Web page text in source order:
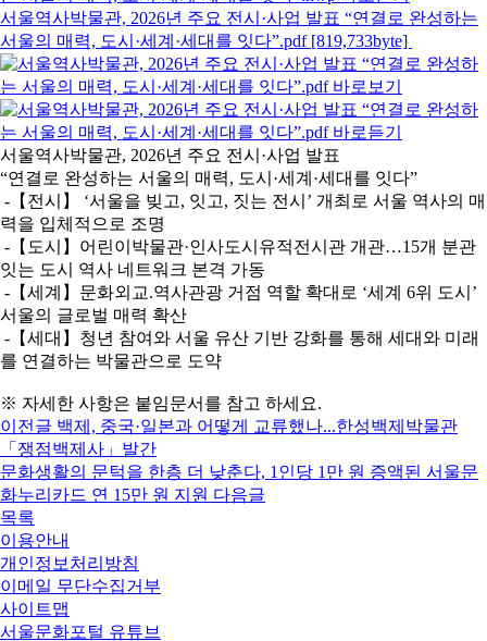
서울역사박물관, 2026년 주요 전시·사업 발표 “연결로 완성하는
서울의 매력, 도시·세계·세대를 잇다”.pdf [819,733byte]
서울역사박물관, 2026년 주요 전시·사업 발표
“연결로 완성하는 서울의 매력, 도시·세계·세대를 잇다”
-【전시】 ‘서울을 빚고, 잇고, 짓는 전시’ 개최로 서울 역사의 매
력을 입체적으로 조명
-【도시】어린이박물관·인사도시유적전시관 개관…15개 분관
잇는 도시 역사 네트워크 본격 가동
-【세계】문화외교.역사관광 거점 역할 확대로 ‘세계 6위 도시’
서울의 글로벌 매력 확산
-【세대】청년 참여와 서울 유산 기반 강화를 통해 세대와 미래
를 연결하는 박물관으로 도약
※ 자세한 사항은 붙임문서를 참고 하세요.
이전글 백제, 중국·일본과 어떻게 교류했나...한성백제박물관
「쟁점백제사」발간
문화생활의 문턱을 한층 더 낮춘다, 1인당 1만 원 증액된 서울문
화누리카드 연 15만 원 지원 다음글
목록
이용안내
개인정보처리방침
이메일 무단수집거부
사이트맵
서울문화포털 유튜브